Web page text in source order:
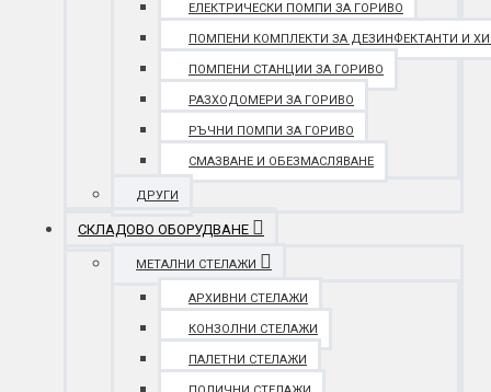
ЕЛЕКТРИЧЕСКИ ПОМПИ ЗА ГОРИВО
ПОМПЕНИ КОМПЛЕКТИ ЗА ДЕЗИНФЕКТАНТИ И
ПОМПЕНИ СТАНЦИИ ЗА ГОРИВО
РАЗХОДОМЕРИ ЗА ГОРИВО
РЪЧНИ ПОМПИ ЗА ГОРИВО
СМАЗВАНЕ И ОБЕЗМАСЛЯВАНЕ
ДРУГИ
СКЛАДОВО ОБОРУДВАНЕ
МЕТАЛНИ СТЕЛАЖИ
АРХИВНИ СТЕЛАЖИ
КОНЗОЛНИ СТЕЛАЖИ
ПАЛЕТНИ СТЕЛАЖИ